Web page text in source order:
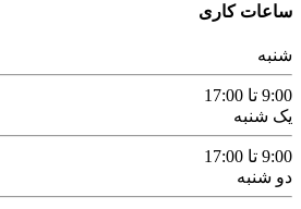
ساعات کاری
شنبه
9:00 تا 17:00
یک شنبه
9:00 تا 17:00
دو شنبه